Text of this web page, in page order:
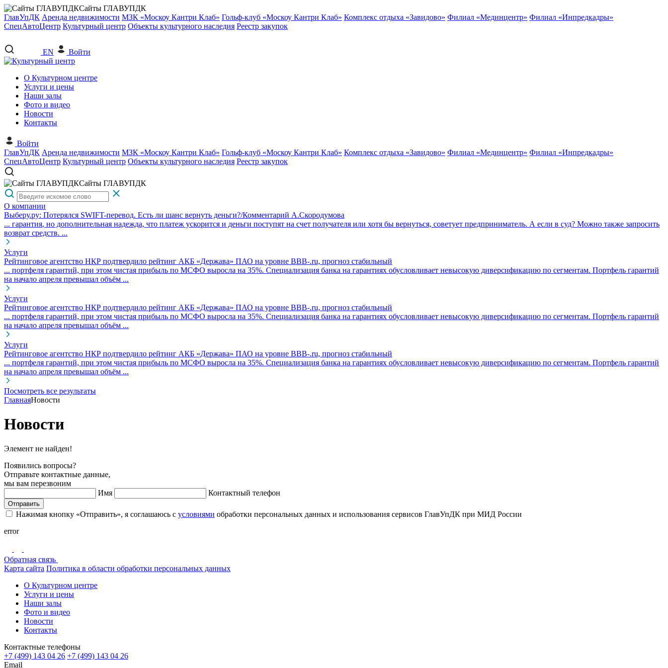
Сайты ГЛАВУПДК
ГлавУпДК Аренда недвижимости МЗК «Москоу Кантри Клаб» Гольф-клуб «Москоу Кантри Клаб» Комплекс отдыха «Завидово» Филиал «Мединцентр» Филиал «Инпредкадры»
СпецАвтоЦентр Культурный центр Объекты культурного наследия Реестр закупок
EN Войти
О Культурном центре
Услуги и цены
Наши залы
Фото и видео
Новости
Контакты
Войти
ГлавУпДК Аренда недвижимости МЗК «Москоу Кантри Клаб» Гольф-клуб «Москоу Кантри Клаб» Комплекс отдыха «Завидово» Филиал «Мединцентр» Филиал «Инпредкадры»
СпецАвтоЦентр Культурный центр Объекты культурного наследия Реестр закупок
Сайты ГЛАВУПДК
О компании
Выберу.ру: Потерялся SWIFT-перевод. Есть ли шанс вернуть деньги?/Комментарий А.Скородумова
... гарантия, но дополнительная надежда, что платеж ускорится и деньги поступят на счет получателя или хотя бы вернуться, советует предприниматель. А если в суд? Можно также запросить
возврат средств. ...
Услуги
Рейтинговое агентство НКР подтвердило рейтинг АКБ «Держава» ПАО на уровне BBB-.ru, прогноз стабильный
... портфеля гарантий, при этом чистая прибыль по МСФО выросла на 35%. Специализация банка на гарантиях обусловливает невысокую диверсификацию по сегментам. Портфель гарантий
на начало апреля превышал объём ...
Услуги
Рейтинговое агентство НКР подтвердило рейтинг АКБ «Держава» ПАО на уровне BBB-.ru, прогноз стабильный
... портфеля гарантий, при этом чистая прибыль по МСФО выросла на 35%. Специализация банка на гарантиях обусловливает невысокую диверсификацию по сегментам. Портфель гарантий
на начало апреля превышал объём ...
Услуги
Рейтинговое агентство НКР подтвердило рейтинг АКБ «Держава» ПАО на уровне BBB-.ru, прогноз стабильный
... портфеля гарантий, при этом чистая прибыль по МСФО выросла на 35%. Специализация банка на гарантиях обусловливает невысокую диверсификацию по сегментам. Портфель гарантий
на начало апреля превышал объём ...
Посмотреть все результаты
ГлавнаяНовости
Новости
Элемент не найден!
Появились вопросы?
Отправьте контактные данные,
мы вам перезвоним
Имя
Контактный телефон
Отправить
Нажимая кнопку «Отправить», я соглашаюсь с условиями обработки персональных данных и использования сервисов ГлавУпДК при МИД России
error
Обратная связь
Карта сайта Политика в области обработки персональных данных
О Культурном центре
Услуги и цены
Наши залы
Фото и видео
Новости
Контакты
Контактные телефоны
+7 (499) 143 04 26 +7 (499) 143 04 26
Email